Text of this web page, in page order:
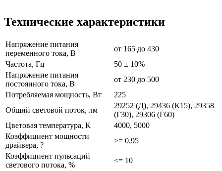
Технические характеристики
Напряжение питания
переменного тока, В
от 165 до 430
Частота, Гц
50 ± 10%
Напряжение питания
постоянного тока, В
от 230 до 500
Потребляемая мощность, Вт
225
Общий световой поток, лм
29252 (Д), 29436 (К15), 29358
(Г30), 29306 (Г60)
Цветовая температура, К
4000, 5000
Коэффициент мощности
драйвера, ?
>= 0,95
Коэффициент пульсаций
светового потока, %
<= 10